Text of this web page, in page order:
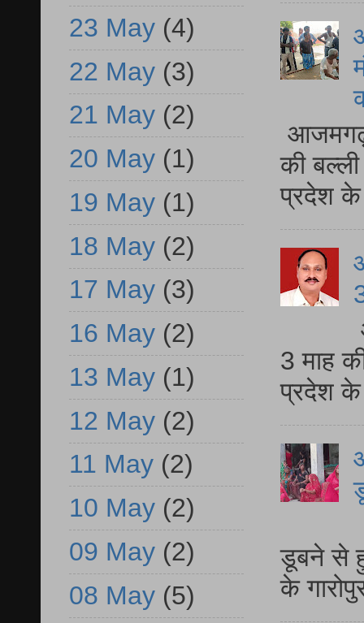
आजमगढ़
की
प्रदेश
3 माह
प्रदेश
डूबने से
के
23 May (4)
22 May (3)
21 May (2)
20 May (1)
19 May (1)
18 May (2)
17 May (3)
16 May (2)
13 May (1)
12 May (2)
11 May (2)
10 May (2)
09 May (2)
08 May (5)